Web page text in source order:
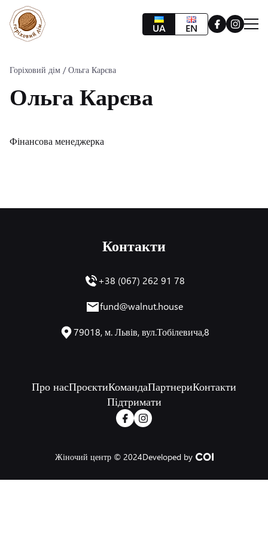
Про нас
UA EN
Горіховий дім /Ольга Карєва
Ольга Карєва
Фінансова менеджерка
Контакти
+38 (067) 262 91 78
fund@walnut.house
79018, м. Львів, вул.Тобілевича,8
Про насПроєктиКомандаПартнериКонтакти
Підтримати
Жіночий центр © 2024Developed by